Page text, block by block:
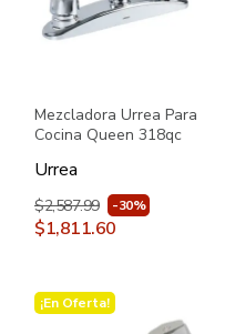
Mezcladora Urrea Para
Cocina Queen 318qc
Urrea
$2,587.99 -30%
$1,811.60
¡En Oferta!